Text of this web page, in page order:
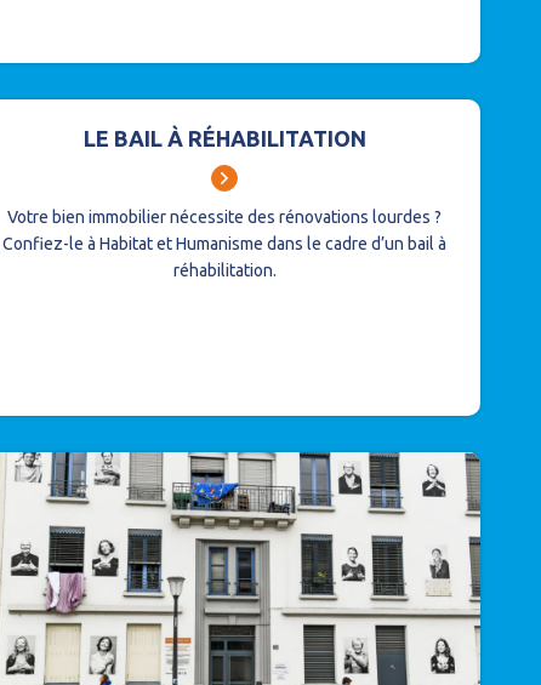
LE BAIL À RÉHABILITATION
Votre bien immobilier nécessite des rénovations lourdes ?
Confiez-le à Habitat et Humanisme dans le cadre d’un bail à
réhabilitation.